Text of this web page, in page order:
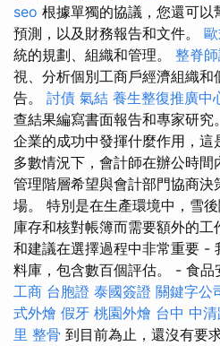
seo 根據單獨的協議，您還可
預測，以及財務報告和文件。
統的規劃、組織和管理。 整脊
視、分析個別工商戶經濟組織和
告。 討債 氣結 養生整復推廣中
查結果編寫書面報告和專家研
企業的成功中發揮什麼作用，
多數情況下，會計師在辦公時
管理階層希望與會計部門協商
場。 特別是在生產環境中，雪
庫存和核對帳簿而需要額外的
和建議在選擇過程中非常重要 -
料庫，包含數百個評估。 - 食品
工商 台胞證 泰國簽證 關鍵字公
式外燴 假牙 桃園外燴 台中 中
里 整骨 到目前為止，還沒有要